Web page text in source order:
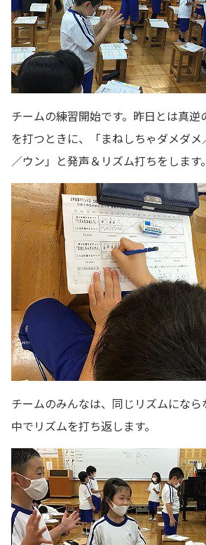
チームの練習開始です。昨日とは真逆
を打つときに、「まねしちゃダメダ
／ウン」と発声＆リズム打ちをします。
チームのみんなは、同じリズムにな
中でリズムを打ち返します。